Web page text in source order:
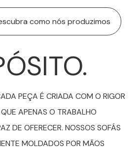
como nós produzimos
PEÇA É CRIADA COM O RIGOR
APENAS O TRABALHO
DE OFERECER. NOSSOS SOFÁS
MOLDADOS POR MÃOS